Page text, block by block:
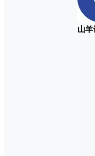
山羊